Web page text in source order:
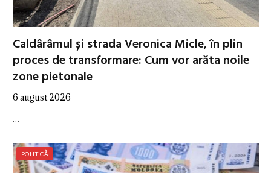
Caldârâmul și strada Veronica Micle, în plin
proces de transformare: Cum vor arăta noile
zone pietonale
6 august 2026
…
POLITICĂ